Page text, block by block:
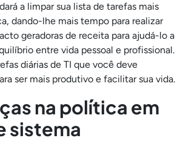
a limpar sua lista de tarefas mais
dando-lhe mais tempo para realizar
geradoras de receita para ajudá-lo a
entre vida pessoal e profissional.
diárias de TI que você deve
ser mais produtivo e facilitar sua vida.
na política em
sistema